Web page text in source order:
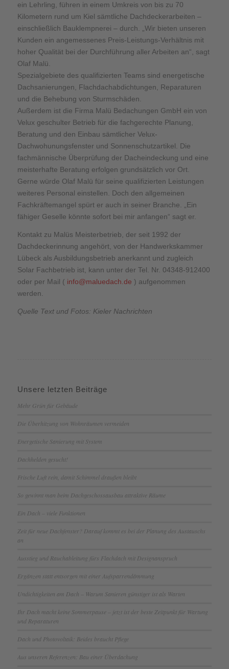
ein Lehrling, führen in einem Umkreis von bis zu 70
Kilometern rund um Kiel sämtliche Dachdeckerarbeiten –
einschließlich Bauklempnerei – durch. „Wir bieten unseren
Kunden ein angemessenes Preis-Leistungs-Verhältnis mit
hoher Qualität bei der Durchführung aller Arbeiten an“, sagt
Olaf Malü.
Spezialgebiete des qualifizierten Teams sind energetische
Dachsanierungen, Flachdachabdichtungen, Reparaturen
und die Behebung von Sturmschäden.
Außerdem ist die Firma Malü Bedachungen GmbH ein von
Velux geschulter Betrieb für die fachgerechte Planung,
Beratung und den Einbau sämtlicher Velux-
Dachwohunungsfenster und Sonnenschutzartikel. Die
fachmännische Überprüfung der Dacheindeckung und eine
meisterhafte Beratung erfolgen grundsätzlich vor Ort.
Gerne würde Olaf Malü für seine qualifizierten Leistungen
weiteres Personal einstellen. Doch den allgemeinen
Fachkräftemangel spürt er auch in seiner Branche. „Ein
fähiger Geselle könnte sofort bei mir anfangen“ sagt er.
Kontakt zu Malüs Meisterbetrieb, der seit 1992 der
Dachdeckerinnung angehört, von der Handwerkskammer
Lübeck als Ausbildungsbetrieb anerkannt und zugleich
Solar Fachbetrieb ist, kann unter der Tel. Nr. 04348-912400
oder per Mail ( info@maluedach.de ) aufgenommen
werden.
Quelle Text und Fotos: Kieler Nachrichten
Unsere letzten Beiträge
Mehr Grün für Gebäude
Die Überhitzung von Wohnräumen vermeiden
Energetische Sanierung mit System
Dachhelden gesucht!
Frische Luft rein, damit Schimmel draußen bleibt
So gewinnt man beim Dachgeschossausbau attraktive Räume
Ein Dach – viele Funktionen
Zeit für neue Dachfenster? Darauf kommt es bei der Planung des Austauschs
an
Ausstieg und Rauchableitung fürs Flachdach mit Designanspruch
Ergänzen statt entsorgen mit einer Aufsparrendämmung
Undichtigkeiten am Dach – Warum Sanieren günstiger ist als Warten
Ihr Dach macht keine Sommerpause – jetzt ist der beste Zeitpunkt für Wartung
und Reparaturen
Dach und Photovoltaik: Beides braucht Pflege
Aus unseren Referenzen: Bau einer Überdachung